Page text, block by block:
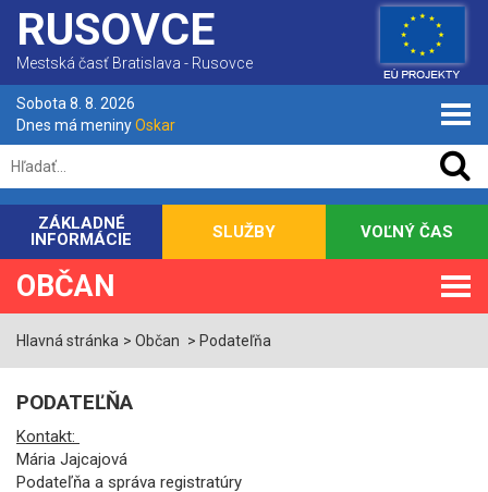
RUSOVCE
Mestská časť Bratislava - Rusovce
Sobota 8. 8. 2026
Dnes má meninyOskar
ZÁKLADNÉ
INFORMÁCIE
OBČAN
SLUŽBY VOĽNÝ ČAS
Hlavná stránka Občan Podateľňa
PODATEĽŇA
Kontakt:
Mária Jajcajová
Podateľňa a správa registratúry